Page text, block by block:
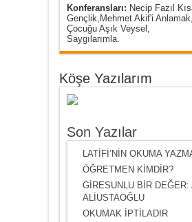
Konferansları: Necip Fazıl
Gençlik,Mehmet Akif'i
Çocuğu Aşık Veysel,
Saygılarımla.
Köşe Yazılarım
Son Yazılar
LATİFİ’NİN OKUMA
ÖĞRETMEN KİMDİR?
GİRESUNLU BİR DEĞER:
ALİUSTAOĞLU
OKUMAK İPTİLADIR